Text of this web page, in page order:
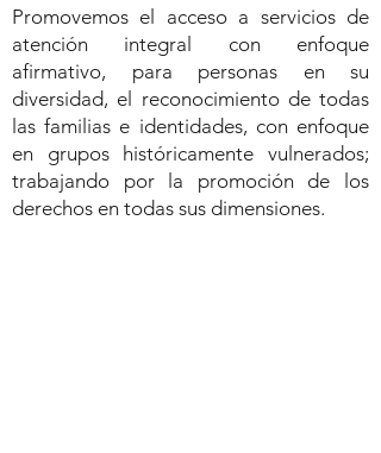
Promovemos el acceso a servicios de
atención integral con enfoque
afirmativo, para personas en su
diversidad, el reconocimiento de todas
las familias e identidades, con enfoque
en grupos históricamente vulnerados;
trabajando por la promoción de los
derechos en todas sus dimensiones.